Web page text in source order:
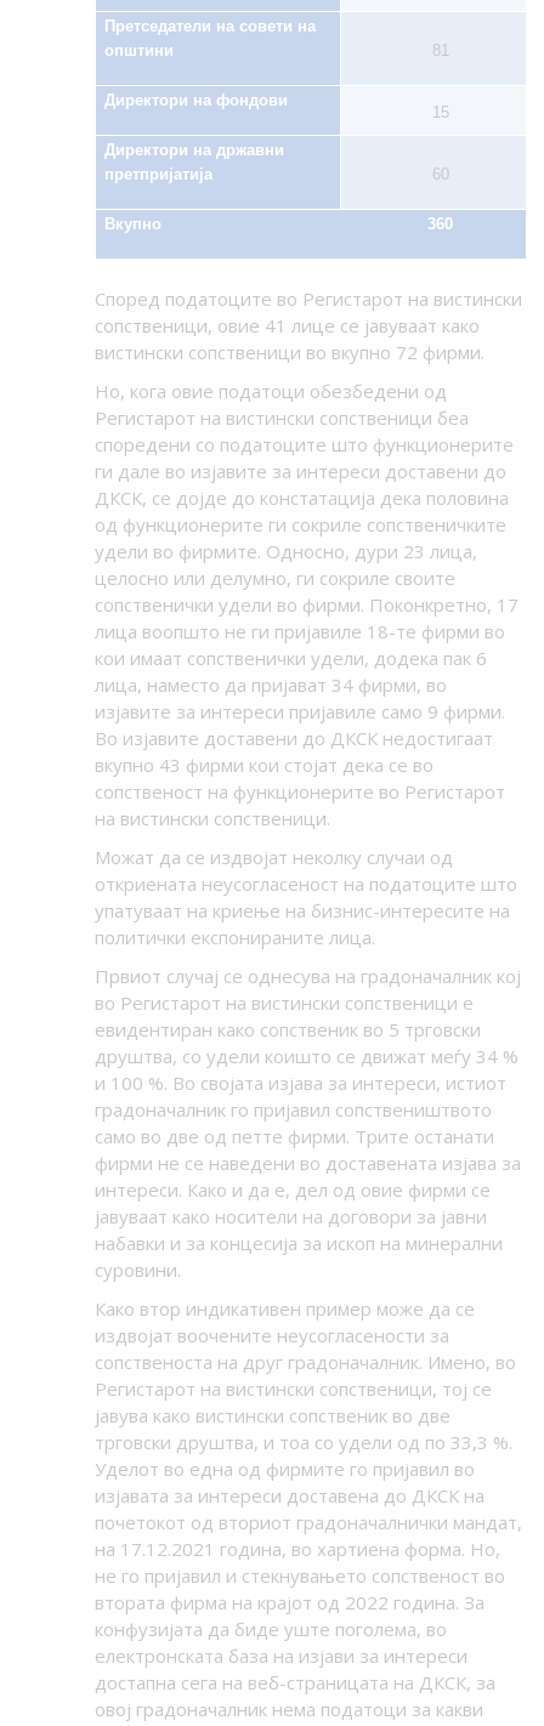
Претседатели на совети на
општини
81
Директори на фондови
15
Директори на државни
претпријатија
60
Вкупно 360
Според податоците во Регистарот на вистински
сопственици, овие 41 лице се јавуваат како
вистински сопственици во вкупно 72 фирми.
Но, кога овие податоци обезбедени од
Регистарот на вистински сопственици беа
споредени со податоците што функционерите
ги дале во изјавите за интереси доставени до
ДКСК, се дојде до констатација дека половина
од функционерите ги сокриле сопственичките
удели во фирмите. Односно, дури 23 лица,
целосно или делумно, ги сокриле своите
сопственички удели во фирми. Поконкретно, 17
лица воопшто не ги пријавиле 18-те фирми во
кои имаат сопственички удели, додека пак 6
лица, наместо да пријават 34 фирми, во
изјавите за интереси пријавиле само 9 фирми.
Во изјавите доставени до ДКСК недостигаат
вкупно 43 фирми кои стојат дека се во
сопственост на функционерите во Регистарот
на вистински сопственици.
Можат да се издвојат неколку случаи од
откриената неусогласеност на податоците што
упатуваат на криење на бизнис-интересите на
политички експонираните лица.
Првиот случај се однесува на градоначалник кој
во Регистарот на вистински сопственици е
евидентиран како сопственик во 5 трговски
друштва, со удели коишто се движат меѓу 34 %
и 100 %. Во својата изјава за интереси, истиот
градоначалник го пријавил сопствеништвото
само во две од петте фирми. Трите останати
фирми не се наведени во доставената изјава за
интереси. Како и да е, дел од овие фирми се
јавуваат како носители на договори за јавни
набавки и за концесија за ископ на минерални
суровини.
Како втор индикативен пример може да се
издвојат воочените неусогласености за
сопственоста на друг градоначалник. Имено, во
Регистарот на вистински сопственици, тој се
јавува како вистински сопственик во две
трговски друштва, и тоа со удели од по 33,3 %.
Уделот во една од фирмите го пријавил во
изјавата за интереси доставена до ДКСК на
почетокот од вториот градоначалнички мандат,
на 17.12.2021 година, во хартиена форма. Но,
не го пријавил и стекнувањето сопственост во
втората фирма на крајот од 2022 година. За
конфузијата да биде уште поголема, во
електронската база на изјави за интереси
достапна сега на веб-страницата на ДКСК, за
овој градоначалник нема податоци за какви